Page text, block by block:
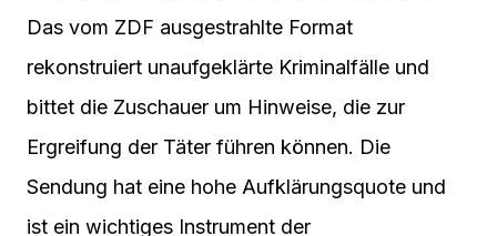
Das vom ZDF ausgestrahlte Format
rekonstruiert unaufgeklärte Kriminalfälle und
bittet die Zuschauer um Hinweise, die zur
Ergreifung der Täter führen können. Die
Sendung hat eine hohe Aufklärungsquote und
ist ein wichtiges Instrument der